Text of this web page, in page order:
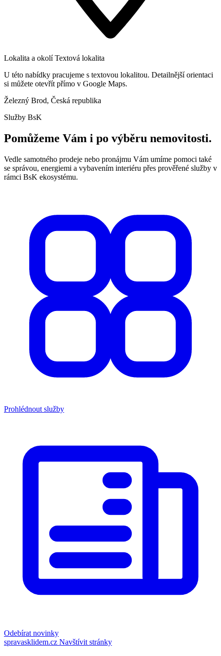
Lokalita a okolí Textová lokalita
U této nabídky pracujeme s textovou lokalitou. Detailnější orientaci
si můžete otevřít přímo v Google Maps.
Železný Brod, Česká republika
Služby BsK
Pomůžeme Vám i po výběru nemovitosti.
Vedle samotného prodeje nebo pronájmu Vám umíme pomoci také
se správou, energiemi a vybavením interiéru přes prověřené služby v
rámci BsK ekosystému.
Prohlédnout služby
Odebírat novinky
spravasklidem.cz Navštívit stránky